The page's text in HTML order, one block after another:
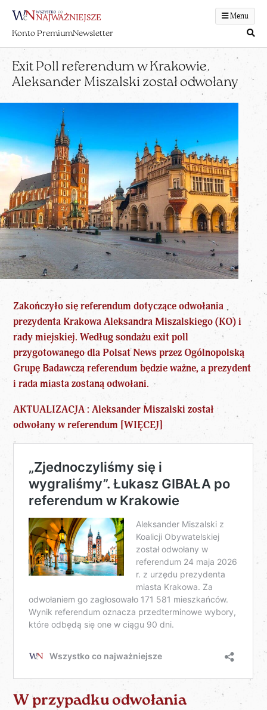
Menu
Konto PremiumNewsletter
Exit Poll referendum w Krakowie.
Aleksander Miszalski został odwołany
Zakończyło się referendum dotyczące odwołania
prezydenta Krakowa Aleksandra Miszalskiego(KO) i
rady miejskiej. Według sondażu exit poll
przygotowanego dla Polsat News przez Ogólnopolską
Grupę Badawczą referendum będzie ważne, a prezydent
i rada miasta zostaną odwołani.
AKTUALIZACJA :Aleksander Miszalski został
odwołany w referendum [WIĘCEJ]
W przypadku odwołania